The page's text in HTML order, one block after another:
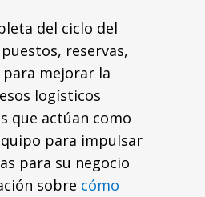
del ciclo del
reservas,
mejorar la
logísticos
que actúan como
para impulsar
para su negocio
sobre cómo